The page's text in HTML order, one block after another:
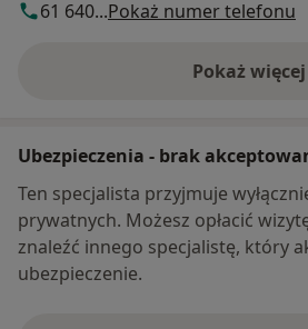
61 640...Pokaż numer telefonu
Pokaż więcej
o
Ubezpieczenia - brak
Ten specjalista przyjmuje
prywatnych. Możesz opłacić
znaleźć innego specjalistę, który
ubezpieczenie.